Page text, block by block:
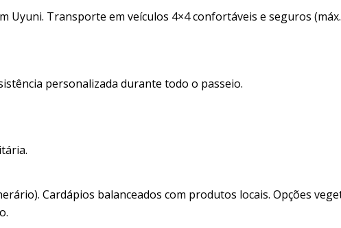
Uyuni. Transporte em veículos 4×4 confortáveis ​​e seguros
personalizada durante todo o passeio.
Cardápios balanceados com produtos locais. Opções